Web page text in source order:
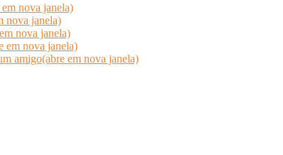
nova janela)
nova janela)
nova janela)
em nova janela)
amigo(abre em nova janela)